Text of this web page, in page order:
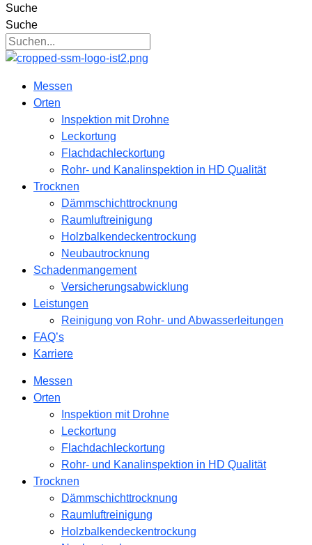
Suche
Suche
Messen
Orten
Inspektion mit Drohne
Leckortung
Flachdachleckortung
Rohr- und Kanalinspektion in HD Qualität
Trocknen
Dämmschichttrocknung
Raumluftreinigung
Holzbalkendeckentrockung
Neubautrocknung
Schadenmangement
Versicherungsabwicklung
Leistungen
Reinigung von Rohr- und Abwasserleitungen
FAQ’s
Karriere
Messen
Orten
Inspektion mit Drohne
Leckortung
Flachdachleckortung
Rohr- und Kanalinspektion in HD Qualität
Trocknen
Dämmschichttrocknung
Raumluftreinigung
Holzbalkendeckentrockung